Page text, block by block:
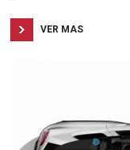
VER MAS